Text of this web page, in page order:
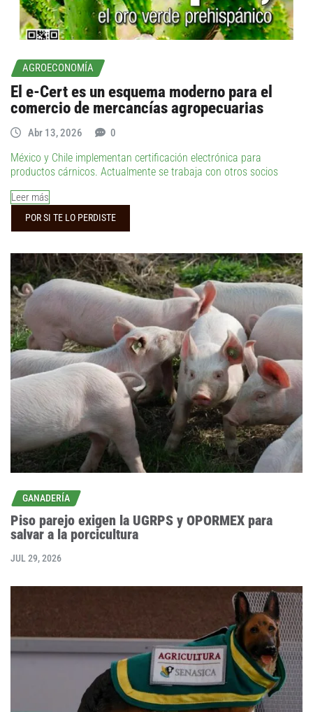
AGROECONOMÍA
El e-Cert es un esquema moderno para el
comercio de mercancías agropecuarias
Abr 13, 2026 0
México y Chile implementan certificación electrónica para
productos cárnicos. Actualmente se trabaja con otros socios
Leer más
POR SI TE LO PERDISTE
GANADERÍA
Piso parejo exigen la UGRPS y OPORMEX para
salvar a la porcicultura
JUL 29, 2026